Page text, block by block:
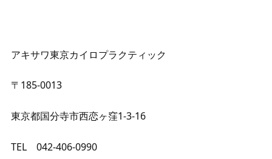
アキサワ東京カイロプラクティック
〒185-0013
東京都国分寺市西恋ヶ窪1-3-16
TEL 042-406-0990